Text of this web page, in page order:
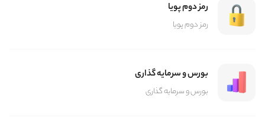
رمز دوم پویا
رمز دوم پویا
بورس و سرمایه گذاری
بورس و سرمایه گذاری